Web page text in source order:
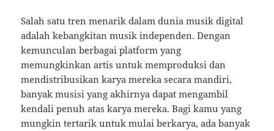
Salah satu tren menarik dalam dunia musik digital
adalah kebangkitan musik independen. Dengan
kemunculan berbagai platform yang
memungkinkan artis untuk memproduksi dan
mendistribusikan karya mereka secara mandiri,
banyak musisi yang akhirnya dapat mengambil
kendali penuh atas karya mereka. Bagi kamu yang
mungkin tertarik untuk mulai berkarya, ada banyak